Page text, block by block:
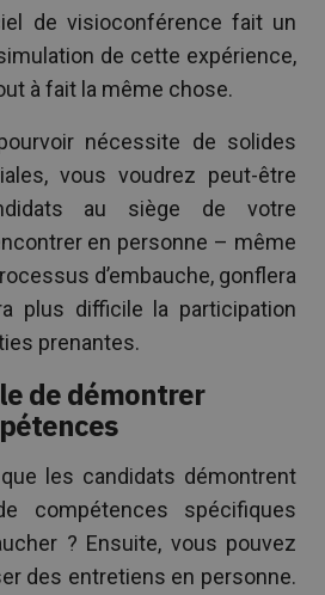
de visioconférence fait un
de cette expérience,
à fait la même chose.
nécessite de solides
vous voudrez peut-être
au siège de votre
en personne – même
d’embauche, gonflera
plus difficile la participation
prenantes.
de démontrer
les candidats démontrent
compétences spécifiques
? Ensuite, vous pouvez
des entretiens en personne.